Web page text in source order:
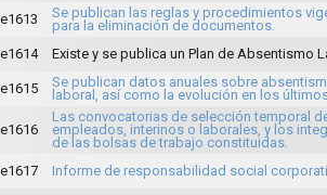
Se publican las reglas y procedimientos
para la eliminación de documentos.
Existe y se publica un Plan de Absentismo
Se publican datos anuales sobre
laboral, así como la evolución en los
Las convocatorias de selección temporal
empleados, interinos o laborales, y los
de las bolsas de trabajo constituidas.
Informe de responsabilidad social